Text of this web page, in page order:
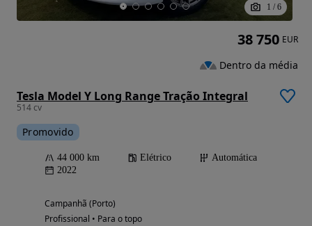
1 / 6
Tesla Model Y Long Range Tração Integral
514 cv
Promovido
44 000 km Elétrico
Automática
2022
Campanhã (Porto)
Profissional • Para o topo
38 750 EUR
Dentro da média